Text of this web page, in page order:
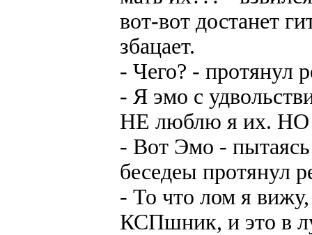
вот-вот достанет
збацает.
- Чего? - протянул
- Я эмо с
НЕ люблю я их.
- Вот Эмо - пытаясь
беседеы протянул
- То что лом я
КСПшник, и это в